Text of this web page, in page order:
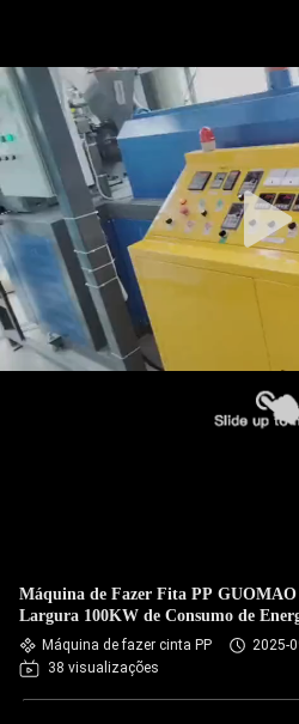
Máquina de Fazer Fita PP
Largura 100KW de Consumo de
Máquina de fazer cinta PP
2025-
38 visualizações